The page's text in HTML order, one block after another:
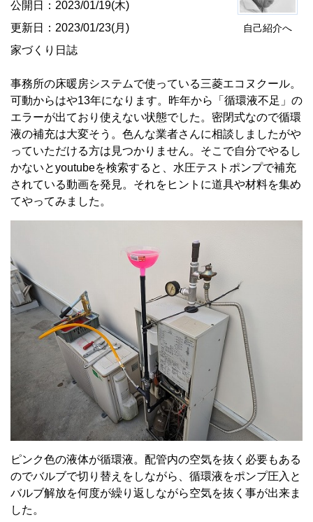
自己紹介へ
公開日：2023/01/19(木)
更新日：2023/01/23(月)
家づくり日誌
事務所の床暖房システムで使っている三菱エコヌクール。
可動からはや13年になります。昨年から「循環液不足」の
エラーが出ており使えない状態でした。密閉式なので循環
液の補充は大変そう。色んな業者さんに相談しましたがや
っていただける方は見つかりません。そこで自分でやるし
かないとyoutubeを検索すると、水圧テストポンプで補充
されている動画を発見。それをヒントに道具や材料を集め
てやってみました。
ピンク色の液体が循環液。配管内の空気を抜く必要もある
のでバルブで切り替えをしながら、循環液をポンプ圧入と
バルブ解放を何度が繰り返しながら空気を抜く事が出来ま
した。